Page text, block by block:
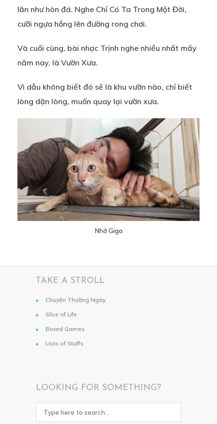
lăn như hòn đá. Nghe Chỉ Có Ta Trong Một Đời,
cưỡi ngựa hồng lên đường rong chơi.
Và cuối cùng, bài nhạc Trịnh nghe nhiều nhất mấy
năm nay, là Vườn Xưa.
Vì dẫu không biết đó sẽ là khu vườn nào, chỉ biết
lòng dặn lòng, muốn quay lại vườn xưa.
Nhớ Giga
TAKE A STROLL
Chuyện Thường Ngày
Slice of Life
Board Games
Lists of Stuffs
LOOKING FOR SOMETHING?